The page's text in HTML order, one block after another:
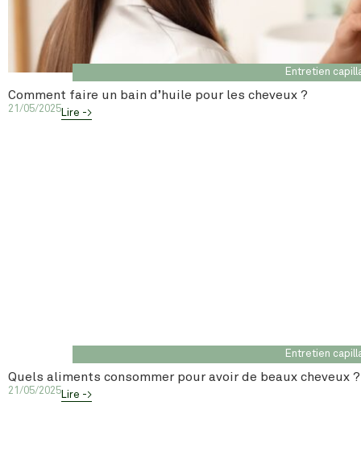
Entretien
Comment faire un bain d’huile pour les cheveux ?
21/05/2025Lire ->
Entretien
Quels aliments consommer pour avoir de beaux cheveux ?
21/05/2025Lire ->